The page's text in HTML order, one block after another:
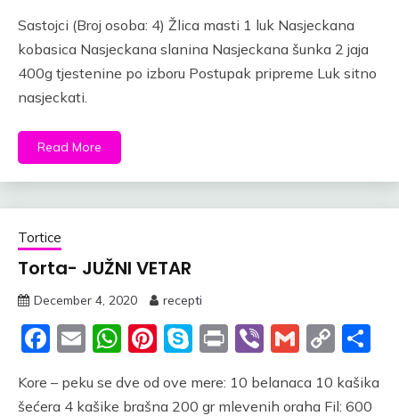
Sastojci (Broj osoba: 4) Žlica masti 1 luk Nasjeckana
kobasica Nasjeckana slanina Nasjeckana šunka 2 jaja
400g tjestenine po izboru Postupak pripreme Luk sitno
nasjeckati.
Read More
Tortice
Torta- JUŽNI VETAR
December 4, 2020 recepti
Facebook
EmailWhatsApp
Pinterest
Skype
PrintViberGmail
Link
Kore – peku se dve od ove mere: 10 belanaca 10 kašika
šećera 4 kašike brašna 200 gr mlevenih oraha Fil: 600